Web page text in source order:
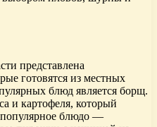
представлена
готовятся из местных
блюд является борщ.
и картофеля, который
популярное блюдо —